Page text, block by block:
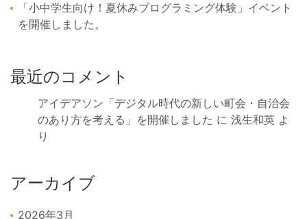
「小中学生向け！夏休みプログラミング体験」イベント
を開催しました。
最近のコメント
アイデアソン「デジタル時代の新しい町会・自治会
のあり方を考える」を開催しました に 浅生和英 よ
り
アーカイブ
2026年3月